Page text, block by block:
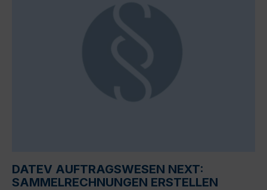
DATEV AUFTRAGSWESEN NEXT:
SAMMELRECHNUNGEN ERSTELLEN